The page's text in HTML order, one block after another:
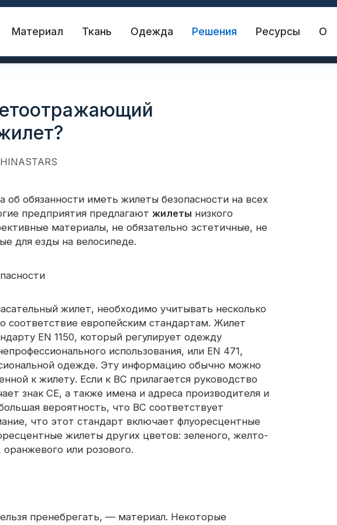
Материал Ткань Одежда Решения Ресурсы О
Светоотражающая ткань Спасательный жилет
Светоотражающий материал Светоотражающий винил
об обязанности иметь жилеты безопасности на всех
предприятия предлагают жилеты низкого
материалы, не обязательно эстетичные, не
для езды на велосипеде.
жилет, необходимо учитывать несколько
соответствие европейским стандартам. Жилет
EN 1150, который регулирует одежду
использования, или EN 471,
одежде. Эту информацию обычно можно
к жилету. Если к BC прилагается руководство
знак CE, а также имена и адреса производителя и
вероятность, что BC соответствует
что этот стандарт включает флуоресцентные
жилеты других цветов: зеленого, желто-
или розового.
пренебрегать, — материал. Некоторые